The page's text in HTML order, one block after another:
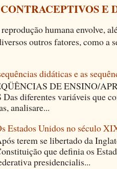
E
humana envolve,
outros fatores, como a
didáticas e as
DE ENSINO/
diferentes variáveis que
analisare...
Estados Unidos no século
terem se libertado da
que definia os
presidencialis...